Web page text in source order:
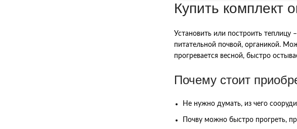
Купить комплект
Установить или построить
питательной почвой, органикой.
прогревается весной, быстро
Почему стоит
Не нужно думать, из чего
Почву можно быстро прогреть,